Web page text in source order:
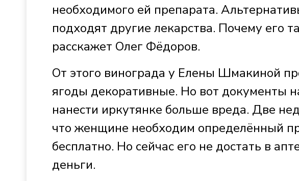
необходимого ей препарата.
подходят другие лекарства. Почему его
расскажет Олег Фёдоров.
От этого винограда у Елены Шмакиной
ягоды декоративные. Но вот документы
нанести иркутянке больше вреда. Две
что женщине необходим определённый
бесплатно. Но сейчас его не достать в
деньги.